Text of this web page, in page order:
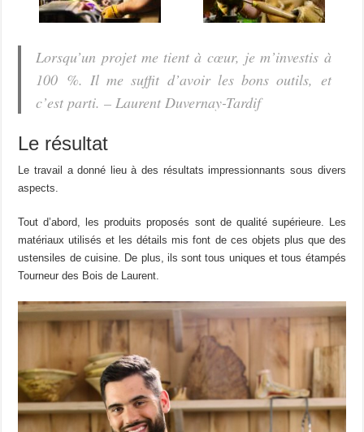
Lorsqu’un projet me tient à cœur, je m’investis à
100 %. Il me suffit d’avoir les bons outils, et
c’est parti. – Laurent Duvernay-Tardif
Le résultat
Le travail a donné lieu à des résultats impressionnants sous divers
aspects.
Tout d’abord, les produits proposés sont de qualité supérieure. Les
matériaux utilisés et les détails mis font de ces objets plus que des
ustensiles de cuisine. De plus, ils sont tous uniques et tous étampés
Tourneur des Bois de Laurent.